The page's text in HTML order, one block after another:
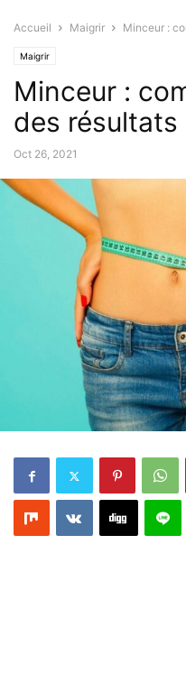
Accueil Maigrir Minceur :
Maigrir
Minceur :
des
Oct 26, 2021